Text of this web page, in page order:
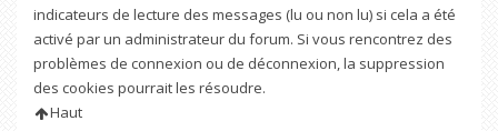
indicateurs de lecture des messages (lu ou non lu) si cela a été
activé par un administrateur du forum. Si vous rencontrez des
problèmes de connexion ou de déconnexion, la suppression
des cookies pourrait les résoudre.
Haut